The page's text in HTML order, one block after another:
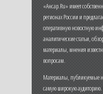
«Ансар.Ru» имеет
регионах России и
оперативную новостную
аналитические статьи,
материалы, мнения
вопросам.
Материалы, публикуемые
самую широкую аудиторию.